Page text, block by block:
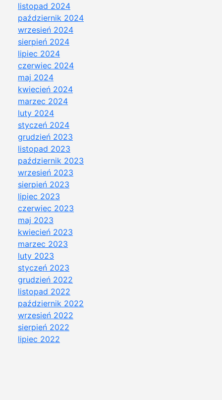
listopad 2024
październik 2024
wrzesień 2024
sierpień 2024
lipiec 2024
czerwiec 2024
maj 2024
kwiecień 2024
marzec 2024
luty 2024
styczeń 2024
grudzień 2023
listopad 2023
październik 2023
wrzesień 2023
sierpień 2023
lipiec 2023
czerwiec 2023
maj 2023
kwiecień 2023
marzec 2023
luty 2023
styczeń 2023
grudzień 2022
listopad 2022
październik 2022
wrzesień 2022
sierpień 2022
lipiec 2022